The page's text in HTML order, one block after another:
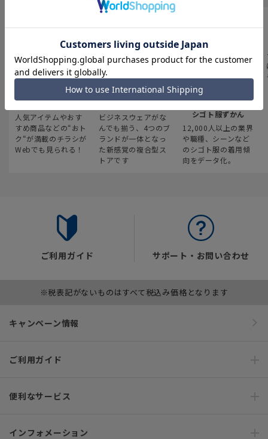
最新のお買い得情報
人気アイテムやおす
すめ商品などの“おト
ク“が満載のチラシが
Webでも見られる！
スーツスクエア
ビジネスウェアがな
んでも揃う、4つのブ
ランドが一体となっ
た新感覚の複合型ス
トアです
みんなの
シゴト服ずかん
12,000人以上の業界
や職種、シーンなど
のシゴト服の着用傾
向をデータ化。
ご利用ガイド サポート・お問い合わせ
※税表記がないものはすべて税込み価格となります
キャンペーン情報
ご利用ガイド
便利なサービス
インフォメーション